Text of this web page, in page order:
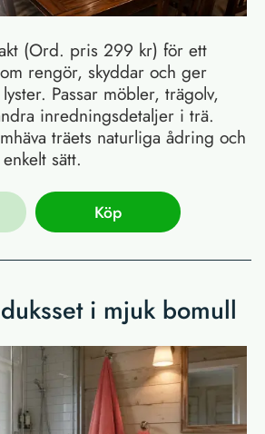
(Ord. pris 299 kr) för ett
rengör, skyddar och ger
Passar möbler, trägolv,
inredningsdetaljer i trä.
träets naturliga ådring och
sätt.
Köp
i mjuk bomull